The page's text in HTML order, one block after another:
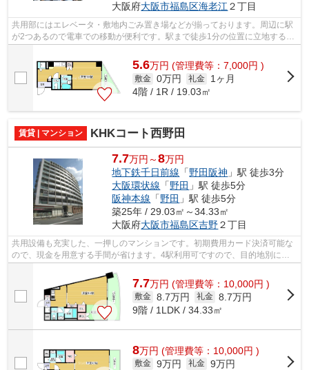
大阪府大阪市福島区海老江２丁目
共用部にはエレベータ・敷地内ごみ置き場などが揃っております。周辺に駅
が2つあるので電車での移動が便利です。駅まで徒歩1分の位置に立地する、
5.6万円 (管理費等：7,000円 )
敷金 0万円 礼金
1ヶ月
4階 / 1R / 19.03㎡
賃貸 | マンション KHKコート西野田
7.7万円～8万円
地下鉄千日前線 「野田阪神 」駅 徒歩3分
大阪環状線 「野田 」駅 徒歩5分
阪神本線 「野田 」駅 徒歩5分
築25年 / 29.03㎡～34.33㎡
大阪府大阪市福島区吉野２丁目
共用設備も充実した、一押しのマンションです。初期費用カード決済可能な
ので、現金を用意する手間が省けます。4駅利用可ですので、目的地別に路
7.7万円 (管理費等：10,000円 )
敷金 8.7万円 礼金 8.7万円
9階 / 1LDK / 34.33㎡
8万円 (管理費等：10,000円 )
敷金 9万円 礼金 9万円